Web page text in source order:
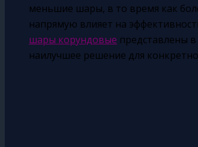
меньшие шары, в то время как
напрямую влияет на
шары корундовые представлены
наилучшее решение для